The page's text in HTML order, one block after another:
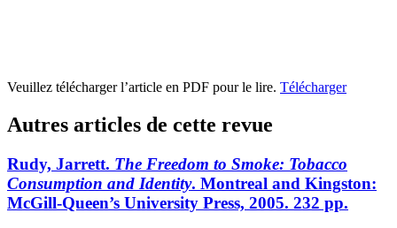
Veuillez télécharger l’article en PDF pour le lire. Télécharger
Autres articles de cette revue
Rudy, Jarrett. The Freedom to Smoke: Tobacco
Consumption and Identity. Montreal and Kingston:
McGill-Queen’s University Press, 2005. 232 pp.